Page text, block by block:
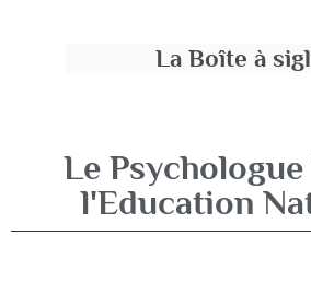
La Boîte à
Le
l'Education